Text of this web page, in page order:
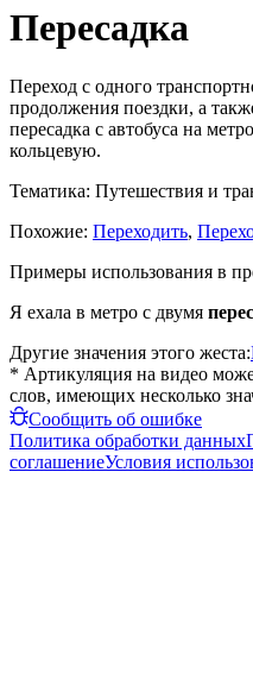
Пересадка
Переход с одного
продолжения поездки, а
пересадка с автобуса на
кольцевую.
Тематика: Путешествия и
Похожие: Переходить,
Примеры использования в
Я ехала в метро с двумя
Другие значения этого жеста:
* Артикуляция на видео
слов, имеющих несколько
Сообщить об ошибке
Политика обработки данных
соглашениеУсловия